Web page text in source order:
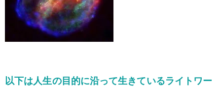
以下は人生の目的に沿って生きているライトワー